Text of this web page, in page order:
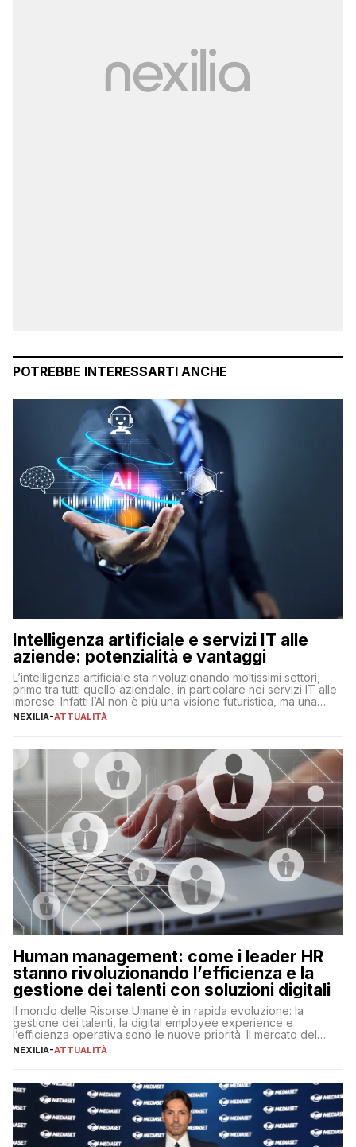
POTREBBE INTERESSARTI ANCHE
Intelligenza artificiale e servizi IT alle
aziende: potenzialità e vantaggi
L’intelligenza artificiale sta rivoluzionando moltissimi settori,
primo tra tutti quello aziendale, in particolare nei servizi IT alle
imprese. Infatti l’AI non è più una visione futuristica, ma una
realtà operativa che sta portando a un cambio significativo in
operazioni, bensì comporta […]
NEXILIA-ATTUALITÀ
Human management: come i leader HR
stanno rivoluzionando l’efficienza e la
gestione dei talenti con soluzioni digitali
Il mondo delle Risorse Umane è in rapida evoluzione: la
gestione dei talenti, la digital employee experience e
l’efficienza operativa sono le nuove priorità. Il mercato del
lavoro, d’altra parte, è sempre più competitivo con una lotta
NEXILIA-ATTUALITÀ